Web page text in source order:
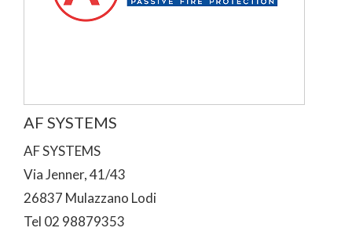
AF SYSTEMS
AF SYSTEMS
Via Jenner, 41/43
26837 Mulazzano Lodi
Tel 02 98879353